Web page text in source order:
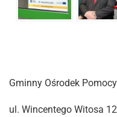
Gminny Ośrodek
ul. Wincentego Witosa 12